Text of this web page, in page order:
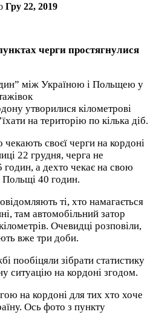
Гру 22, 2019
черги простягнулися
між Україною і Польщею у
утворилися кілометрові
на територію по кілька діб.
своєї черги на кордоні
22 грудня, черга не
а дехто чекає на свою
Польщі 40 годин.
ті, хто намагається
там автомобільний затор
Очевидці розповіли,
вже три доби.
пообіцяли зібрати статистику
ситуацію на кордоні згодом.
на кордоні для тих хто хоче
Ось фото з пункту